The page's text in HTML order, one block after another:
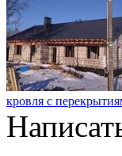
кровля с